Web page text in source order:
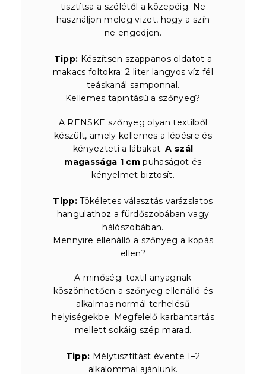
tisztítsa a szélétől a közepéig. Ne
használjon meleg vizet, hogy a szín
ne engedjen.
Tipp: Készítsen szappanos oldatot a
makacs foltokra: 2 liter langyos víz fél
teáskanál samponnal.
Kellemes tapintású a szőnyeg?
A RENSKE szőnyeg olyan textilből
készült, amely kellemes a lépésre és
kényezteti a lábakat.A szál
magassága 1 cm puhaságot és
kényelmet biztosít.
Tipp: Tökéletes választás varázslatos
hangulathoz a fürdőszobában vagy
hálószobában.
Mennyire ellenálló a szőnyeg a kopás
ellen?
A minőségi textil anyagnak
köszönhetően a szőnyeg ellenálló és
alkalmas normál terhelésű
helyiségekbe. Megfelelő karbantartás
mellett sokáig szép marad.
Tipp: Mélytisztítást évente 1–2
alkalommal ajánlunk.